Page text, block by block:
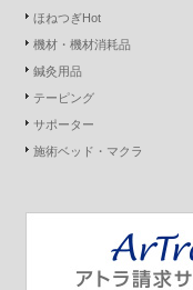
ほねつぎHot
機材・機材消耗品
鍼灸用品
テーピング
サポーター
施術ベッド・マクラ